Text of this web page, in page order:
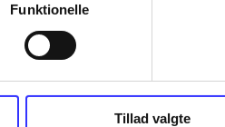
Funktionelle
Tillad valgte